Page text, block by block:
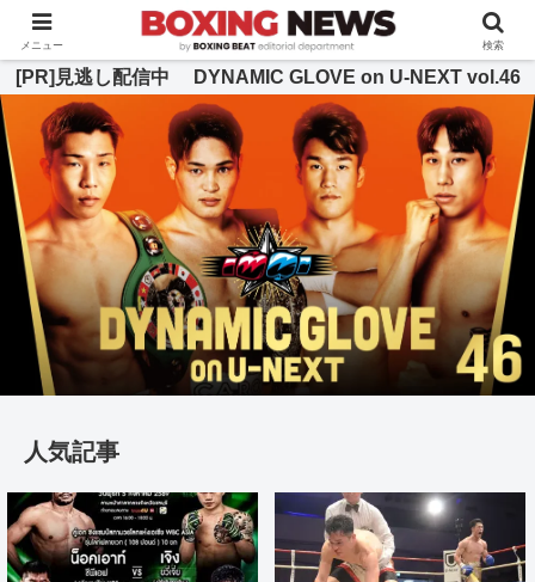
BOXING BEAT [ボクシング・ビート] 公式サイト
[PR]見逃し配信中 DYNAMIC GLOVE on U-NEXT vol.46
人気記事
メニュー 検索